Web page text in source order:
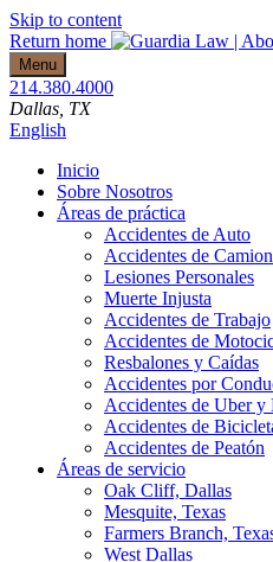
Skip to content
Return home
Menu
214.380.4000
Dallas , TX
English
Inicio
Sobre Nosotros
Áreas de práctica
Accidentes de Auto
Accidentes de Camion
Lesiones Personales
Muerte Injusta
Accidentes de Trabajo
Accidentes de
Resbalones y Caídas
Accidentes por
Accidentes de Uber y
Accidentes de
Accidentes de Peatón
Áreas de servicio
Oak Cliff, Dallas
Mesquite, Texas
Farmers Branch,
West Dallas